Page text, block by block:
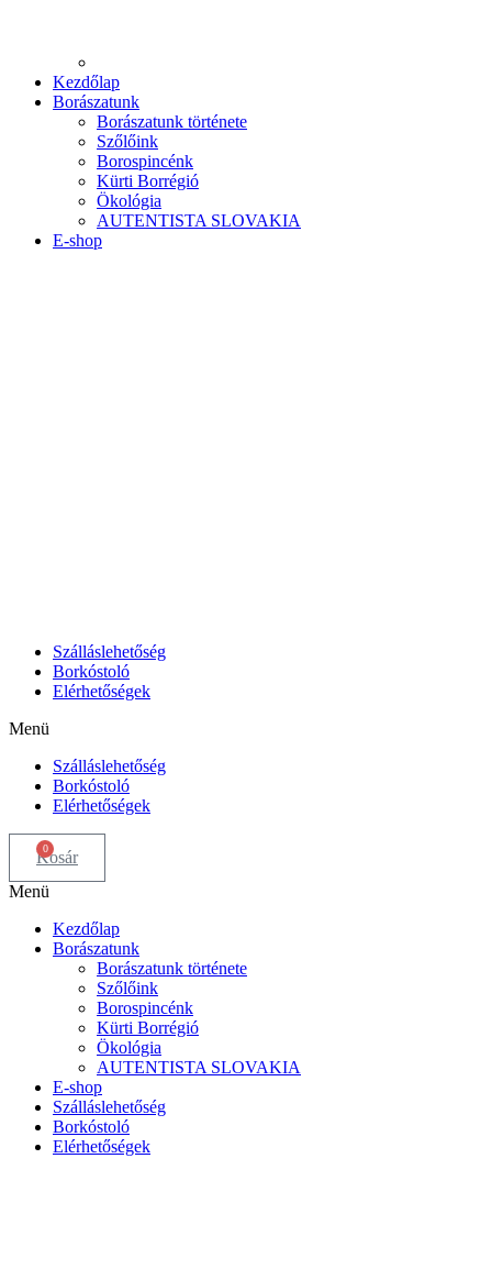
Kezdőlap
Borászatunk
Borászatunk története
Szőlőink
Borospincénk
Kürti Borrégió
Ökológia
AUTENTISTA SLOVAKIA
E-shop
Szálláslehetőség
Borkóstoló
Elérhetőségek
Menü
Szálláslehetőség
Borkóstoló
Elérhetőségek
0
Kosár
Menü
Kezdőlap
Borászatunk
Borászatunk története
Szőlőink
Borospincénk
Kürti Borrégió
Ökológia
AUTENTISTA SLOVAKIA
E-shop
Szálláslehetőség
Borkóstoló
Elérhetőségek